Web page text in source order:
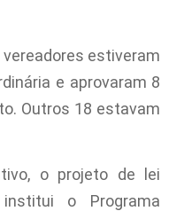
estiveram
e aprovaram 8
Outros 18 estavam
o projeto de lei
o Programa